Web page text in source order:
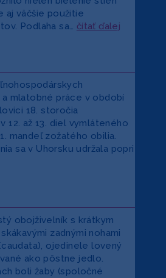
aj väčšie použitie
Podlaha sa… čítať ďalej
mlatobné práce v období
18. storočia
12. až 13. diel vymláteného
mandeľ zožatého obilia.
sa v Uhorsku udržala popri
obojživelník s krátkym
zadnými nohami
ojedinele lovený
ako pôstne jedlo.
boli žaby (spoločné